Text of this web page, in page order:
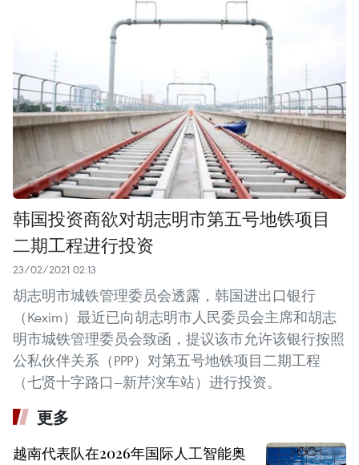
韩国投资商欲对胡志明市第五号地铁项目
二期工程进行投资
23/02/2021 02:13
胡志明市城铁管理委员会透露，韩国进出口银行
（Kexim）最近已向胡志明市人民委员会主席和胡志
明市城铁管理委员会致函，提议该市允许该银行按照
公私伙伴关系（PPP）对第五号地铁项目二期工程
（七贤十字路口—新芹湥车站）进行投资。
更多
越南代表队在2026年国际人工智能奥